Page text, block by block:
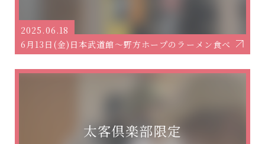
2025.06.18
6月13日(金)日本武道館～野方ホープのラーメン食べ隊～